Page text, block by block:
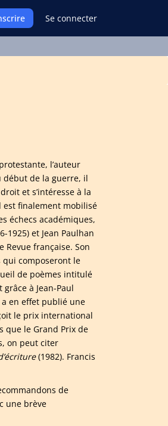
Se connecter
l’auteur
début de la guerre, il
et s’intéresse à la
est finalement mobilisé
échecs académiques,
1925) et Jean Paulhan
française. Son
qui composeront le
de poèmes intitulé
à Jean-Paul
en effet publié une
le prix international
que le Grand Prix de
on peut citer
(1982). Francis
de
une brève